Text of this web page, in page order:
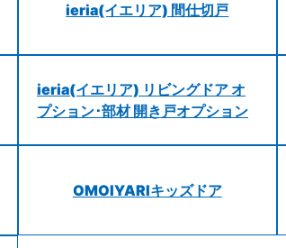
ieria(イエリア) 間仕切戸
ieria(イエリア) リビングドア オ
プション･部材 開き戸オプション
OMOIYARIキッズドア